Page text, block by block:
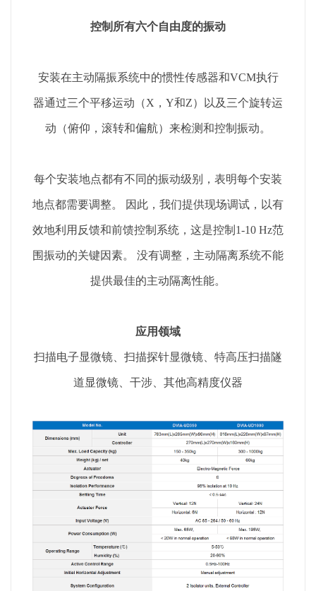
控制所有六个自由度的振动
安装在主动隔振系统中的惯性传感器和VCM执行
器通过三个平移运动（X，Y和Z）以及三个旋转运
动（俯仰，滚转和偏航）来检测和控制振动。
每个安装地点都有不同的振动级别，表明每个安装
地点都需要调整。 因此，我们提供现场调试，以有
效地利用反馈和前馈控制系统，这是控制1-10 Hz范
围振动的关键因素。 没有调整，主动隔离系统不能
提供最佳的主动隔离性能。
应用领域
扫描电子显微镜、扫描探针显微镜、特高压扫描隧
道显微镜、干涉、其他高精度仪器